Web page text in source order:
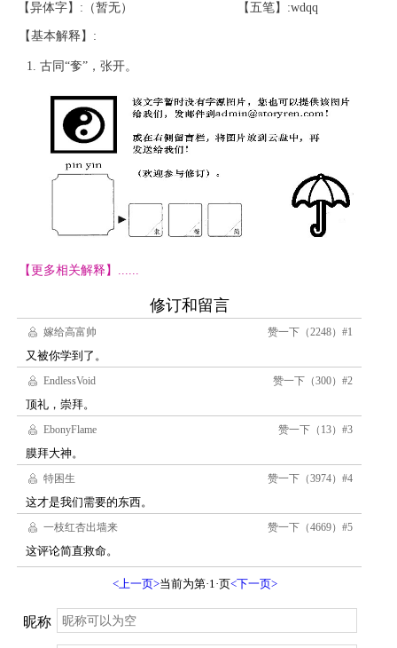
【异体字】:（暂无） 【五笔】:wdqq
【基本解释】:
古同“奓”，张开。
【更多相关解释】......